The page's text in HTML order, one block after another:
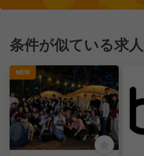
条件が似ている求人
NEW